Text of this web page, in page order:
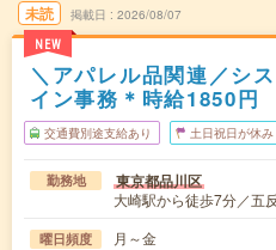
未読
NEW
掲載日 2026/08/07
＼アパレル品関連／シ
イン事務＊時給1850円
交通費別途支給あり 土日祝日が休み
勤務地 東京都品川区
大崎駅から徒歩7分／五
曜日頻度 月～金